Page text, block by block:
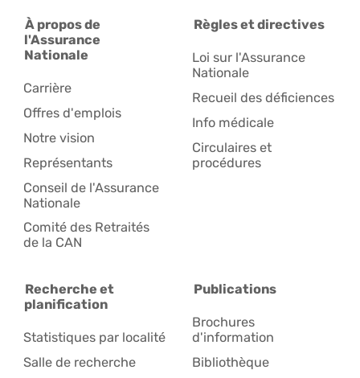
À propos de
l'Assurance
Nationale
Carrière
Offres d'emplois
Notre vision
Représentants
Conseil de l'Assurance
Nationale
Comité des Retraités
de la CAN
Règles et directives
Loi sur l'Assurance
Nationale
Recueil des déficiences
Info médicale
Circulaires et
procédures
Recherche et
planification
Statistiques par localité
Salle de recherche
Publications
Brochures
d'information
Bibliothèque